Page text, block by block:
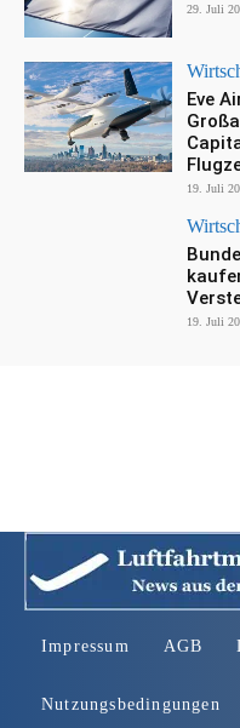
29. Juli
Eve
19. Juli
19. Juli
Impressum AGB
Nutzungsbedingungen